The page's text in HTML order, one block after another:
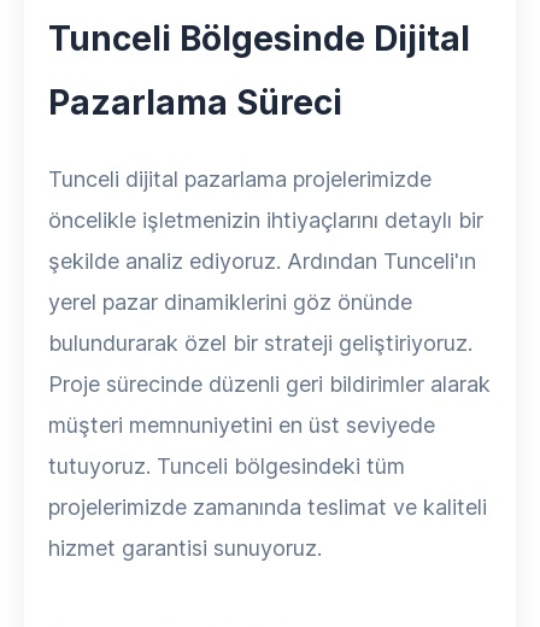
Tunceli Bölgesinde Dijital
Pazarlama Süreci
Tunceli dijital pazarlama projelerimizde
öncelikle işletmenizin ihtiyaçlarını detaylı bir
şekilde analiz ediyoruz. Ardından Tunceli'ın
yerel pazar dinamiklerini göz önünde
bulundurarak özel bir strateji geliştiriyoruz.
Proje sürecinde düzenli geri bildirimler alarak
müşteri memnuniyetini en üst seviyede
tutuyoruz. Tunceli bölgesindeki tüm
projelerimizde zamanında teslimat ve kaliteli
hizmet garantisi sunuyoruz.